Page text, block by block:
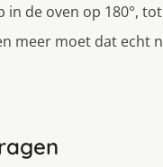
in de oven op 180°,
meer moet dat echt